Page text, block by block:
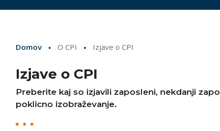
Izobraževanje in usposabljanje
strokovnih delavcev
EuroSkills/SloveniaSkills
Finančni mehanizem EGP
Domov O CPI Izjave o CPI
Izjave o CPI
Preberite kaj so izjavili zaposleni, nekdanji
poklicno izobraževanje.